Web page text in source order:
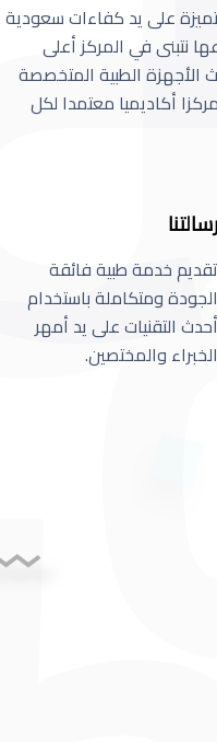
على يد كفاءات سعودية
نتبنى في المركز أعلى
الأجهزة الطبية المتخصصة
أكاديميا معتمدا لكل
رسالتنا
تقديم خدمة طبية فائقة
الجودة ومتكاملة باستخدام
أحدث التقنيات على يد أمهر
الخبراء والمختصين.